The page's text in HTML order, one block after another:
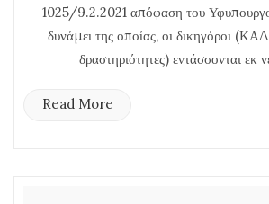
1025/9.2.2021 απόφαση του
δυνάμει της οποίας, οι δικηγόροι
δραστηριότητες) εντάσσονται εκ
Read More